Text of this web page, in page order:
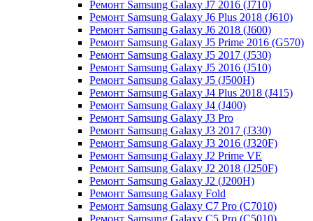
Ремонт Samsung Galaxy J7 2016 (J710)
Ремонт Samsung Galaxy J6 Plus 2018 (J610)
Ремонт Samsung Galaxy J6 2018 (J600)
Ремонт Samsung Galaxy J5 Prime 2016 (G570)
Ремонт Samsung Galaxy J5 2017 (J530)
Ремонт Samsung Galaxy J5 2016 (J510)
Ремонт Samsung Galaxy J5 (J500H)
Ремонт Samsung Galaxy J4 Plus 2018 (J415)
Ремонт Samsung Galaxy J4 (J400)
Ремонт Samsung Galaxy J3 Pro
Ремонт Samsung Galaxy J3 2017 (J330)
Ремонт Samsung Galaxy J3 2016 (J320F)
Ремонт Samsung Galaxy J2 Prime VE
Ремонт Samsung Galaxy J2 2018 (J250F)
Ремонт Samsung Galaxy J2 (J200H)
Ремонт Samsung Galaxy Fold
Ремонт Samsung Galaxy C7 Pro (C7010)
Ремонт Samsung Galaxy C5 Pro (C5010)